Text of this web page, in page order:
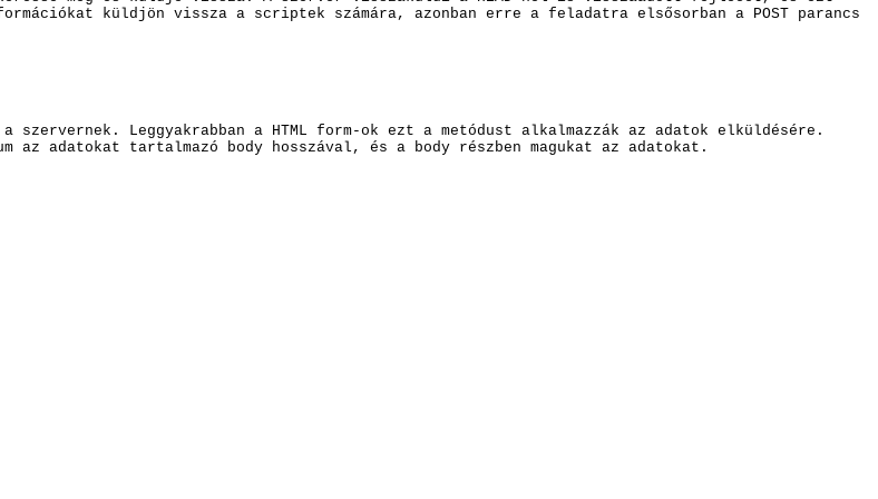
küldjön vissza a scriptek számára, azonban erre a feladatra elsősorban a POST parancs
Leggyakrabban a HTML form-ok ezt a metódust alkalmazzák az adatok elküldésére.
az adatokat tartalmazó body hosszával, és a body részben magukat az adatokat.